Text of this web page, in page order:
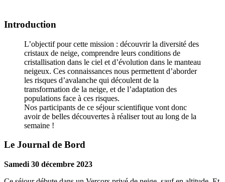
Introduction
L’objectif pour cette mission : découvrir la diversité des
cristaux de neige, comprendre leurs conditions de
cristallisation dans le ciel et d’évolution dans le manteau
neigeux. Ces connaissances nous permettent d’aborder
les risques d’avalanche qui découlent de la
transformation de la neige, et de l’adaptation des
populations face à ces risques.
Nos participants de ce séjour scientifique vont donc
avoir de belles découvertes à réaliser tout au long de la
semaine !
Le Journal de Bord
Samedi 30 décembre 2023